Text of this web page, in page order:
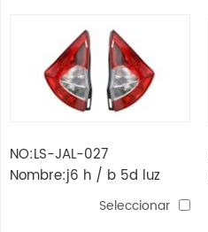
NO:LS-JAL-027
Nombre:j6 h / b 5d luz
Seleccionar